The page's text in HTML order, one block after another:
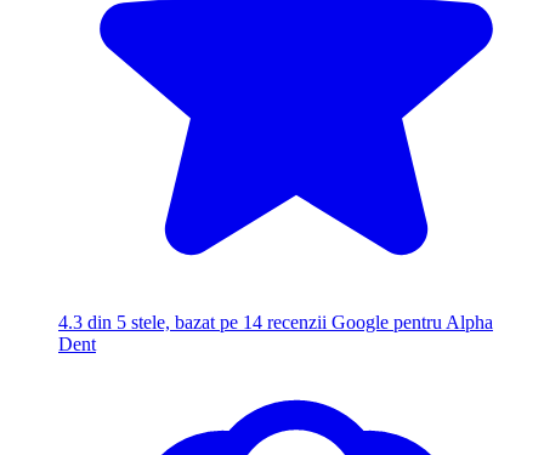
4.3 din 5 stele, bazat pe 14 recenzii Google pentru Alpha
Dent